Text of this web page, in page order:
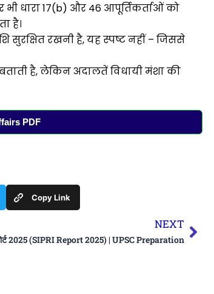
धारा 17(b) और 46 आपूर्तिकर्ताओं को
है।
सुरक्षित रखनी है, यह स्पष्ट नहीं – जिससे
है, लेकिन अदालतें विधायी मंशा की
PDF
Copy Link
NEXT
2025 (SIPRI Report 2025) | UPSC Preparation
Next